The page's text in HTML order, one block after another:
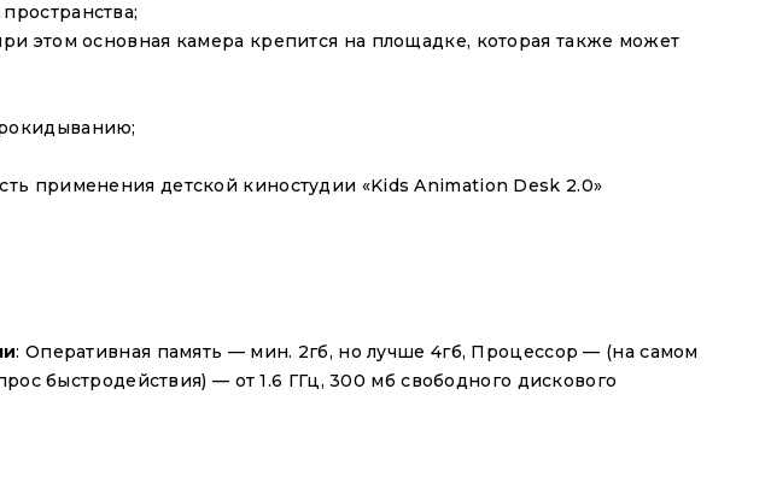
Имя*
этом основная камера крепится на площадке, которая также может
применения детской киностудии «Kids Animation Desk 2.0»
: Оперативная память — мин. 2гб, но лучше 4гб, Процессор — (на самом
быстродействия) — от 1.6 ГГц, 300 мб свободного дискового